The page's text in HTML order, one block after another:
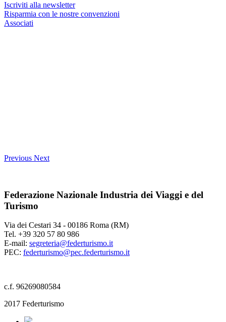
Iscriviti alla newsletter
Risparmia con le nostre convenzioni
Associati
Previous Next
Federazione Nazionale Industria dei Viaggi e del
Turismo
Via dei Cestari 34 - 00186 Roma (RM)
Tel. +39 320 57 80 986
E-mail: segreteria@federturismo.it
PEC: federturismo@pec.federturismo.it
c.f. 96269080584
2017 Federturismo